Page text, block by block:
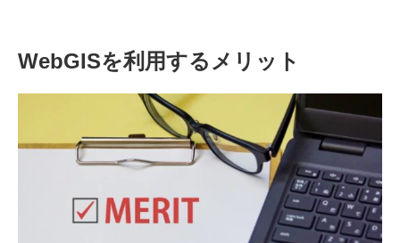
WebGISを利用するメリット